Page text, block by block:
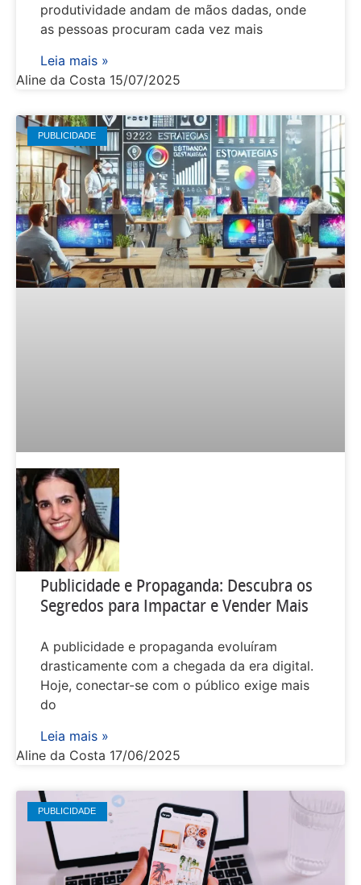
produtividade andam de mãos dadas, onde
as pessoas procuram cada vez mais
Leia mais »
Aline da Costa 15/07/2025
PUBLICIDADE
Publicidade e Propaganda: Descubra os
Segredos para Impactar e Vender Mais
A publicidade e propaganda evoluíram
drasticamente com a chegada da era digital.
Hoje, conectar-se com o público exige mais
do
Leia mais »
Aline da Costa 17/06/2025
PUBLICIDADE